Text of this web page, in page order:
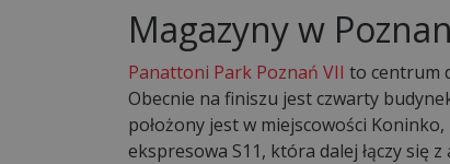
Magazyny w
Panattoni Park Poznań VII to centrum
Obecnie na finiszu jest czwarty
położony jest w miejscowości
ekspresowa S11, która dalej łączy się